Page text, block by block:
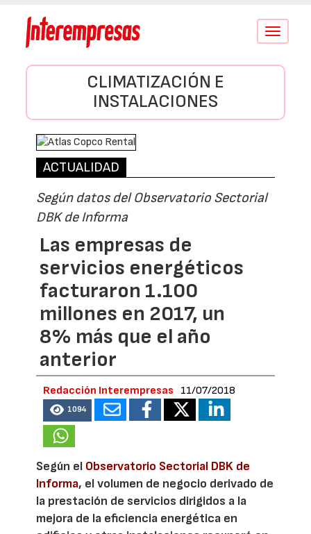
Conmutar
CLIMATIZACIÓN E
INSTALACIONES
ACTUALIDAD
Según datos del Observatorio Sectorial
DBK de Informa
Las empresas de
servicios energéticos
facturaron 1.100
millones en 2017, un
8% más que el año
anterior
Redacción Interempresas 11/07/2018
1094
Según el Observatorio Sectorial DBK de
Informa, el volumen de negocio derivado de
la prestación de servicios dirigidos a la
mejora de la eficiencia energética en